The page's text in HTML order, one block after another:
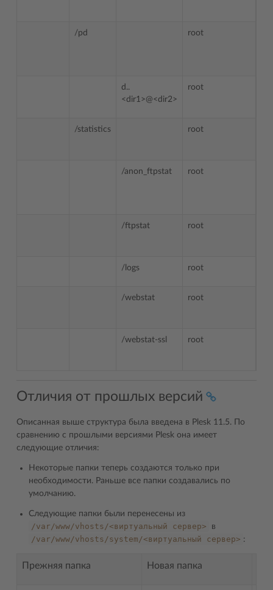
/pd root
d..
<dir1>@<dir2>
root
/statistics root
/anon_ftpstat root
/ftpstat root
/logs root
/webstat root
/webstat-ssl root
Отличия от прошлых версий
Описанная выше структура была введена в Plesk 11.5. По
сравнению с прошлыми версиями Plesk она имеет
следующие отличия:
Некоторые папки теперь создаются только при
необходимости. Раньше все папки создавались по
умолчанию.
Следующие папки были перенесены из
/var/www/vhosts/<виртуальный сервер> в
/var/www/vhosts/system/<виртуальный сервер> :
Прежняя папка Новая папка